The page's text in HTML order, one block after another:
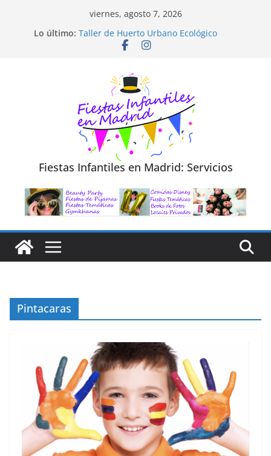
viernes, agosto 7, 2026
Lo último: Taller de Huerto Urbano Ecológico
TALLER FOTOGRAFÍA LA NATURALEZA
Trivial Virtual para niños
Fiestas Infantiles en Madrid: Servicios
Pintacaras